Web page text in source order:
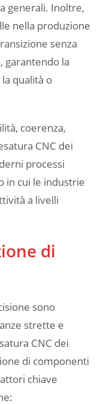
generali. Inoltre,
nella produzione
senza
garantendo la
qualità o
coerenza,
CNC dei
processi
in cui le industrie
a livelli
di
sono
strette e
CNC dei
di componenti
chiave